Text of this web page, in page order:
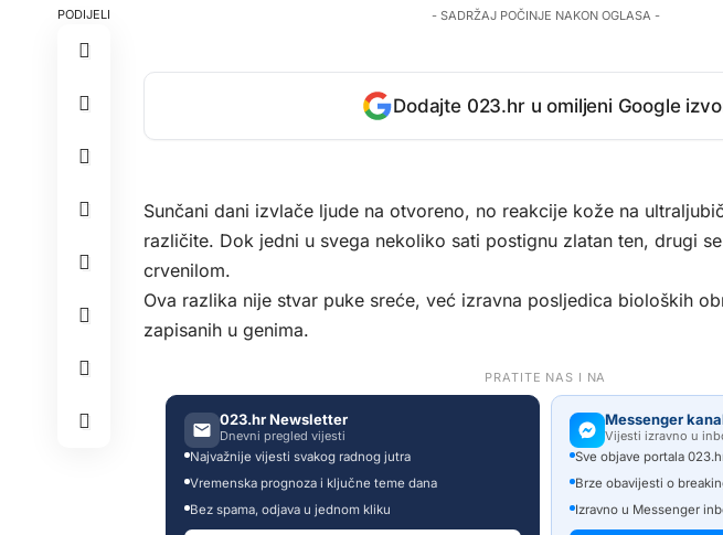
PODIJELI - SADRŽAJ POČINJE NAKON OGLASA -
Dodajte 023.hr u omiljeni Google
Sunčani dani izvlače ljude na otvoreno, no reakcije kože na
različite. Dok jedni u svega nekoliko sati postignu zlatan ten, drugi
crvenilom.
Ova razlika nije stvar puke sreće, već izravna posljedica bioloških
zapisanih u genima.
PRATITE NAS I NA
023.hr Newsletter
Dnevni pregled vijesti
Najvažnije vijesti svakog radnog jutra
Vremenska prognoza i ključne teme dana
Bez spama, odjava u jednom kliku
Messenger
Vijesti izravno u
Sve objave portala
Brze obavijesti o
Izravno u Messenger